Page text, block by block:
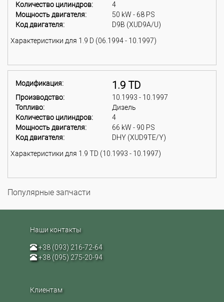
Количество цилиндров:
4
Мощность двигателя:
50 kW - 68 PS
Код двигателя:
D9B (XUD9A/U)
Характеристики для 1.9 D (06.1994 - 10.1997)
Модификация: 1.9 TD
Производство:
10.1993 - 10.1997
Топливо:
Дизель
Количество цилиндров:
4
Мощность двигателя:
66 kW - 90 PS
Код двигателя:
DHY (XUD9TE/Y)
Характеристики для 1.9 TD (10.1993 - 10.1997)
Популярные запчасти
Наши контакты
+38 (093) 216-72-64
+38 (095) 275-20-94
Клиентам